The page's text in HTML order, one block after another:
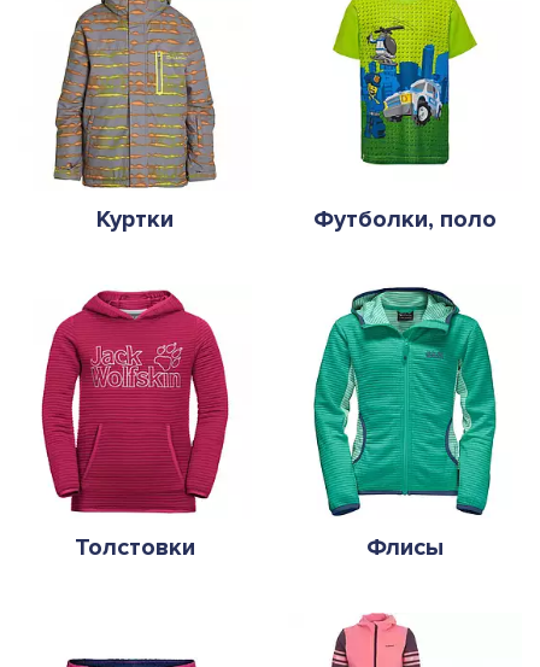
Куртки Футболки, поло
Толстовки Флисы